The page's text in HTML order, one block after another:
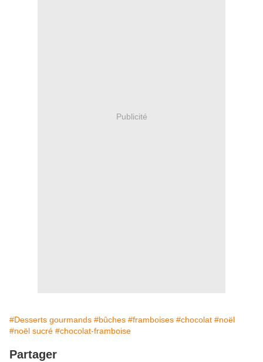
Publicité
#Desserts gourmands #bûches #framboises #chocolat #noël
#noël sucré #chocolat-framboise
Partager